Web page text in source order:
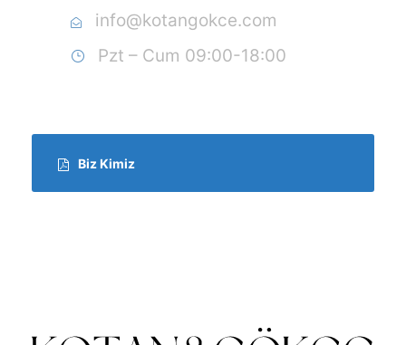
info@kotangokce.com
Pzt – Cum 09:00-18:00
Biz Kimiz